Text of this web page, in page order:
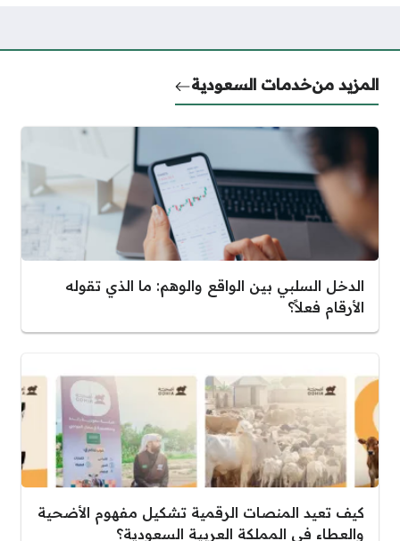
المزيد منخدمات السعودية
الدخل السلبي بين الواقع والوهم: ما الذي تقوله
الأرقام فعلاً؟
كيف تعيد المنصات الرقمية تشكيل مفهوم الأضحية
والعطاء في المملكة العربية السعودية؟